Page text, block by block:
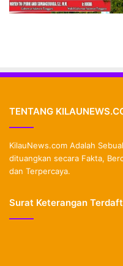
TENTANG
KilauNews.com Adalah
dituangkan secara Fakta,
dan Terpercaya.
Surat Keterangan